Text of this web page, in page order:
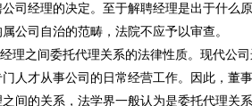
司经理的决定。至于解聘经理是出于什么
公司自治的范畴，法院不应予以审查。
间委托代理关系的法律性质。现代公司
人才从事公司的日常经营工作。因此，董
间的关系，法学界一般认为是委托代理关